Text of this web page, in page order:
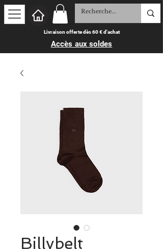
Livraison offerte dès 60 € d'achat
Accès aux soldes
Billybelt